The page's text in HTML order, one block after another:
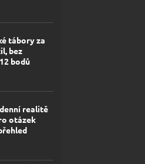
tábory za
bez
bodů
realitě
otázek